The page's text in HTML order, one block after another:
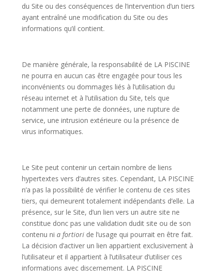
du Site ou des conséquences de l’intervention d’un tiers
ayant entraîné une modification du Site ou des
informations qu’il contient.
De manière générale, la responsabilité de LA PISCINE
ne pourra en aucun cas être engagée pour tous les
inconvénients ou dommages liés à l’utilisation du
réseau internet et à l’utilisation du Site, tels que
notamment une perte de données, une rupture de
service, une intrusion extérieure ou la présence de
virus informatiques.
Le Site peut contenir un certain nombre de liens
hypertextes vers d’autres sites. Cependant, LA PISCINE
n’a pas la possibilité de vérifier le contenu de ces sites
tiers, qui demeurent totalement indépendants d’elle. La
présence, sur le Site, d’un lien vers un autre site ne
constitue donc pas une validation dudit site ou de son
contenu ni a fortioride l’usage qui pourrait en être fait.
La décision d’activer un lien appartient exclusivement à
l’utilisateur et il appartient à l’utilisateur d’utiliser ces
informations avec discernement. LA PISCINE